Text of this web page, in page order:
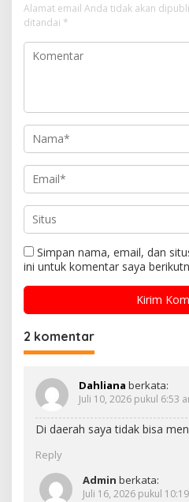
Alamat email Anda tidak akan
ditandai *
Simpan nama, email, dan
ini untuk komentar saya
2 komentar
Dahliana berkata:
Juli 10, 2026 pukul 6:53
Di daerah saya tidak bisa
Reply
Admin berkata:
Juli 16, 2026 pukul